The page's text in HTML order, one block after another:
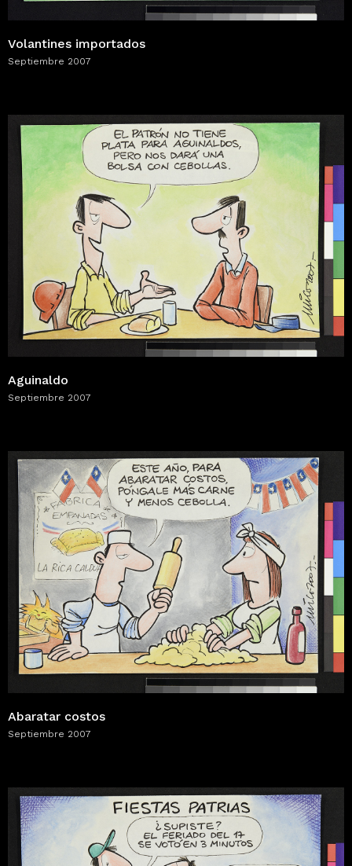
Volantines importados
Septiembre 2007
Aguinaldo
Septiembre 2007
Abaratar costos
Septiembre 2007